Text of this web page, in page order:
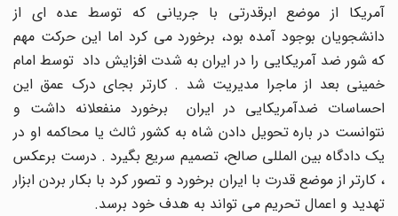
آمریکا از موضع ابرقدرتی با جریانی که توسط عده ای از
دانشجویان بوجود آمده بود، برخورد می کرد اما این حرکت مهم
که شور ضد آمریکایی را در ایران به شدت افزایش داد توسط امام
خمینی بعد از ماجرا مدیریت شد . کارتر بجای درک عمق این
احساسات ضدآمریکایی در ایران برخورد منفعلانه داشت و
نتوانست در باره تحویل دادن شاه به کشور ثالث یا محاکمه او در
یک دادگاه بین المللی صالح، تصمیم سریع بگیرد . درست برعکس
، کارتر از موضع قدرت با ایران برخورد و تصور کرد با بکار بردن ابزار
تهدید و اعمال تحریم می تواند به هدف خود برسد.